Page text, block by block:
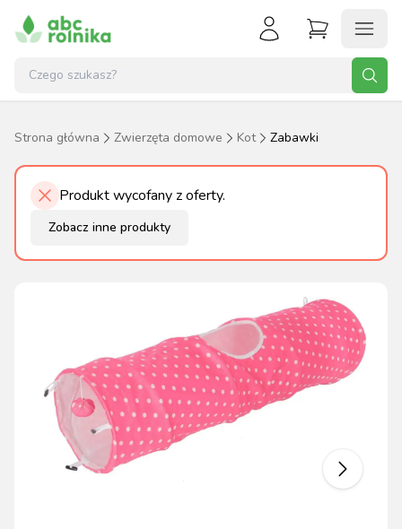
Strona główna Zwierzęta domowe Kot Zabawki
Produkt wycofany z oferty.
Zobacz inne produkty